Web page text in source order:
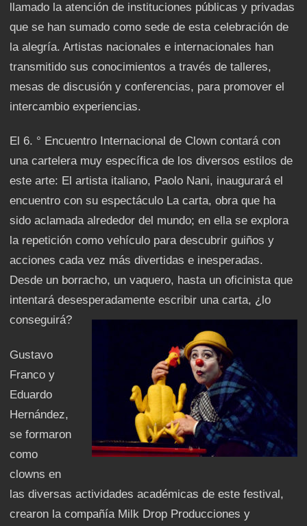
llamado la atención de instituciones públicas y privadas
que se han sumado como sede de esta celebración de
la alegría. Artistas nacionales e internacionales han
transmitido sus conocimientos a través de talleres,
mesas de discusión y conferencias, para promover el
intercambio experiencias.
El 6. ° Encuentro Internacional de Clown contará con
una cartelera muy específica de los diversos estilos de
este arte: El artista italiano, Paolo Nani, inaugurará el
encuentro con su espectáculo La carta, obra que ha
sido aclamada alrededor del mundo; en ella se explora
la repetición como vehículo para descubrir guiños y
acciones cada vez más divertidas e inesperadas.
Desde un borracho, un vaquero, hasta un oficinista que
intentará desesperadamente escribir una carta, ¿lo
conseguirá?
Gustavo
Franco y
Eduardo
Hernández,
se formaron
como
clowns en
las diversas actividades académicas de este festival,
crearon la compañía Milk Drop Producciones y